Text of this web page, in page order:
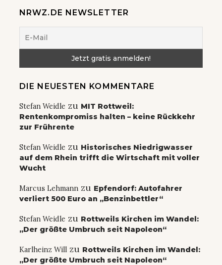
NRWZ.DE NEWSLETTER
DIE NEUESTEN KOMMENTARE
Stefan Weidle zu MIT Rottweil:
Rentenkompromiss halten – keine Rückkehr
zur Frührente
Stefan Weidle zu Historisches Niedrigwasser
auf dem Rhein trifft die Wirtschaft mit voller
Wucht
Marcus Lehmann zu Epfendorf: Autofahrer
verliert 500 Euro an „Benzinbettler“
Stefan Weidle zu Rottweils Kirchen im Wandel:
„Der größte Umbruch seit Napoleon“
Karlheinz Will zu Rottweils Kirchen im Wandel:
„Der größte Umbruch seit Napoleon“